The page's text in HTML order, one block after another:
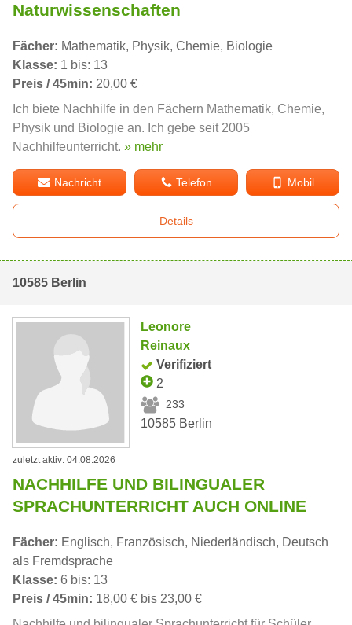
Naturwissenschaften
Fächer: Mathematik, Physik, Chemie, Biologie
Klasse: 1 bis: 13
Preis / 45min: 20,00 €
Ich biete Nachhilfe in den Fächern Mathematik, Chemie,
Physik und Biologie an. Ich gebe seit 2005
Nachhilfeunterricht. » mehr
Nachricht Telefon Mobil
Details
10585 Berlin
Leonore
Reinaux
Verifiziert
2
233
10585 Berlin
zuletzt aktiv: 04.08.2026
NACHHILFE UND BILINGUALER
SPRACHUNTERRICHT AUCH ONLINE
Fächer: Englisch, Französisch, Niederländisch, Deutsch
als Fremdsprache
Klasse: 6 bis: 13
Preis / 45min: 18,00 € bis 23,00 €